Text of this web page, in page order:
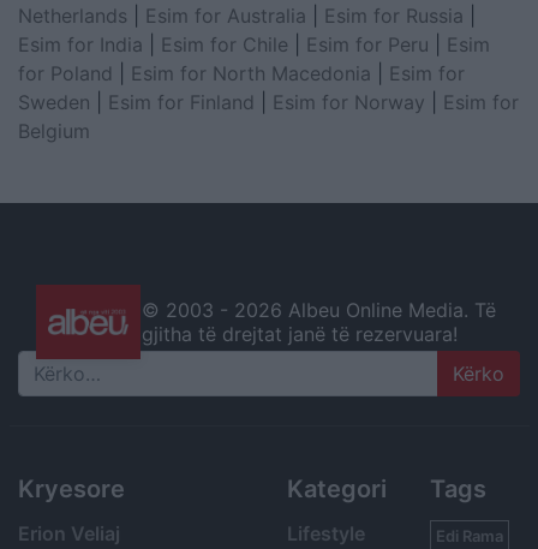
Netherlands
Esim for Australia Esim for Russia
Esim for India
Esim for Chile Esim for Peru
Esim
for Poland
Esim for North Macedonia
Esim for
Sweden
Esim for Finland Esim for Norway
Esim for
Belgium
© 2003 - 2026 Albeu Online Media. Të
gjitha të drejtat janë të rezervuara!
Search
Kryesore
Erion Veliaj
Kategori
Lifestyle
Tags
Edi Rama